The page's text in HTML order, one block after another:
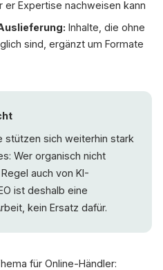
Expertise nachweisen kann
Inhalte, die ohne
sind, ergänzt um Formate
stützen sich weiterhin stark
Wer organisch nicht
auch von KI-
ist deshalb eine
kein Ersatz dafür.
für Online-Händler: